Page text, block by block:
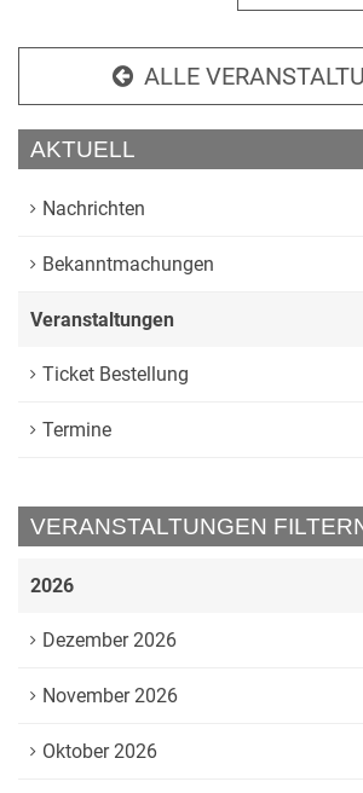
ALLE
AKTUELL
Nachrichten
Bekanntmachungen
Veranstaltungen
Ticket Bestellung
Termine
VERANSTALTUNGEN
2026
Dezember 2026
November 2026
Oktober 2026